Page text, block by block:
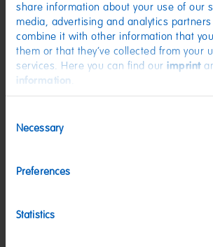
share information about your use of our
media, advertising and analytics
combine it with other information that
them or that they’ve collected from your
services. Here you can find our imprint
information
Selection
Necessary
Preferences
Statistics
Nährwerte
Nährwerte pro
Energie: 1459
Fett:
Eiweiß:
Nettogewicht: